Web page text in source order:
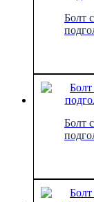
Болт
Болт